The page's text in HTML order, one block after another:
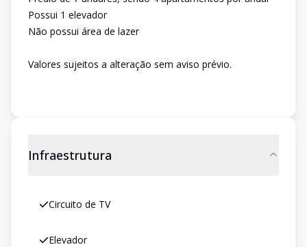
Possui 1 elevador
Não possui área de lazer
Valores sujeitos a alteração sem aviso prévio.
Infraestrutura
Circuito de TV
Elevador